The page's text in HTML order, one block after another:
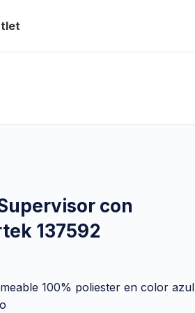
con
137592
100% poliester en color azul